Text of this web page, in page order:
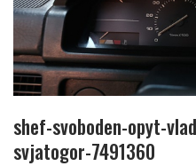
shef-svoboden-opyt-
svjatogor-7491360